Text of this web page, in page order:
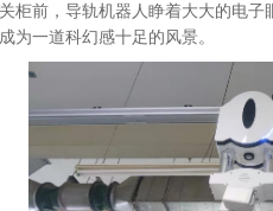
关柜前，导轨机器人睁着大大的电子
成为一道科幻感十足的风景。